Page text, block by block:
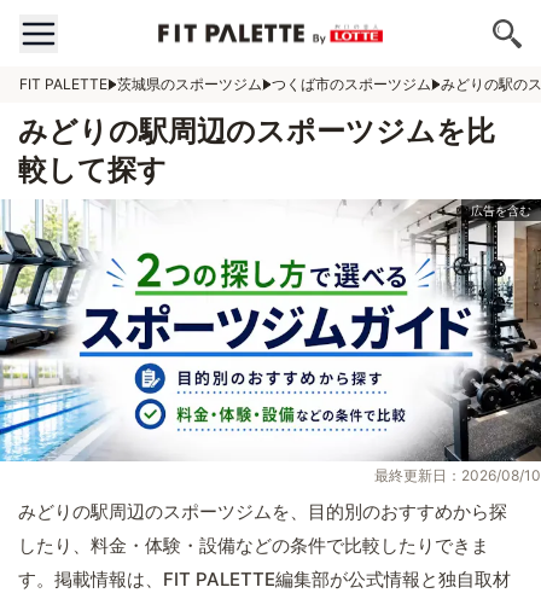
FIT PALETTE 茨城県のスポーツジム つくば市のスポーツジム みどりの駅の
みどりの駅周辺のスポーツジムを比
較して探す
最終更新日：2026/08/10
みどりの駅周辺のスポーツジムを、目的別のおすすめから探
したり、料金・体験・設備などの条件で比較したりできま
す。掲載情報は、FIT PALETTE編集部が公式情報と独自取材